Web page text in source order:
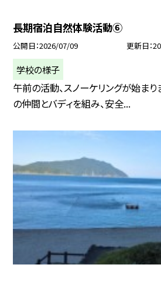
長期宿泊自然体験活動⑥
公開日 2026/07/09 更新日
学校の様子
午前の活動、スノーケリングが始ま
の仲間とバディを組み、安全...